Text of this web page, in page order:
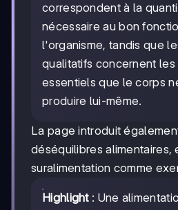
correspondent à la
nécessaire au bon
l'organisme, tandis que
qualitatifs concernent les
essentiels que le corps
produire lui-même.
La page introduit
déséquilibres alimentaires,
suralimentation comme
Highlight: Une